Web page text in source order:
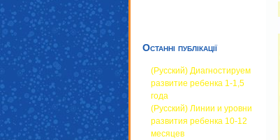
Останні публікації
(Русский) Диагностируем
развитие ребенка 1-1,5
года
(Русский) Линии и уровни
развития ребенка 10-12
месяцев